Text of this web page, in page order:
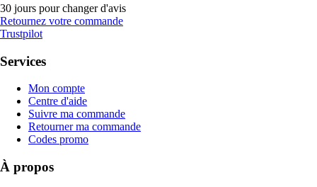
30 jours pour changer d'avis
Retournez votre commande
Trustpilot
Services
Mon compte
Centre d'aide
Suivre ma commande
Retourner ma commande
Codes promo
À propos